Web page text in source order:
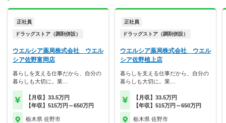
正社員
ドラッグストア（調剤併設）
ウエルシア薬局株式会社 ウエル
シア佐野富岡店
暮らしを支える仕事だから、自分の
暮らしも大切に。業…
【月収】33.5万円
【年収】515万円～650万円
栃木県 佐野市
正社員
ドラッグストア（調剤併設）
ウエルシア薬局株式会社 ウエル
シア佐野植上店
暮らしを支える仕事だから、自分の
暮らしも大切に。業…
【月収】33.5万円
【年収】515万円～650万円
栃木県 佐野市